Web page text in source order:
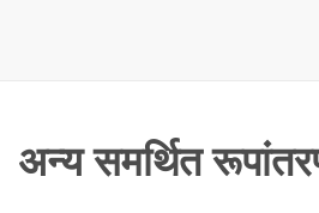
अन्य समर्थित